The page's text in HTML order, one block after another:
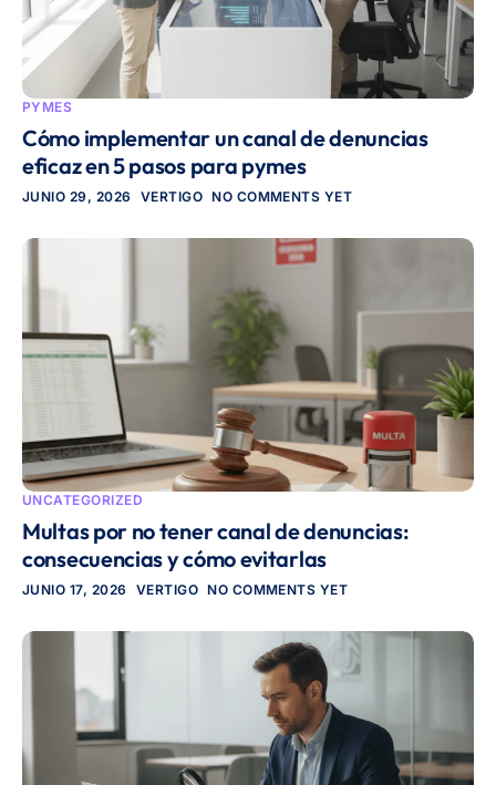
PYMES
Cómo implementar un canal de denuncias
eficaz en 5 pasos para pymes
JUNIO 29, 2026 VERTIGO NO COMMENTS YET
UNCATEGORIZED
Multas por no tener canal de denuncias:
consecuencias y cómo evitarlas
JUNIO 17, 2026 VERTIGO NO COMMENTS YET